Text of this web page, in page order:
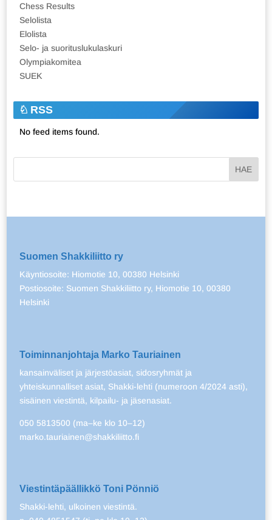
Chess Results
Selolista
Elolista
Selo- ja suorituslukulaskuri
Olympiakomitea
SUEK
RSS
No feed items found.
Suomen Shakkiliitto ry
Käyntiosoite: Hiomotie 10, 00380 Helsinki
Postiosoite: Suomen Shakkiliitto ry, Hiomotie 10, 00380
Helsinki
Toiminnanjohtaja Marko Tauriainen
kansainväliset ja järjestöasiat, sidosryhmät ja
yhteiskunnalliset asiat, Shakki-lehti (numeroon 4/2024 asti),
sisäinen viestintä, kilpailu- ja jäsenasiat.
050 5813500 (ma–ke klo 10–12)
marko.tauriainen@shakkiliitto.fi
Viestintäpäällikkö Toni Pönniö
Shakki-lehti, ulkoinen viestintä.